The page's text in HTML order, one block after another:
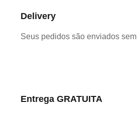
Delivery
Seus pedidos são enviados
Entrega GRATUITA